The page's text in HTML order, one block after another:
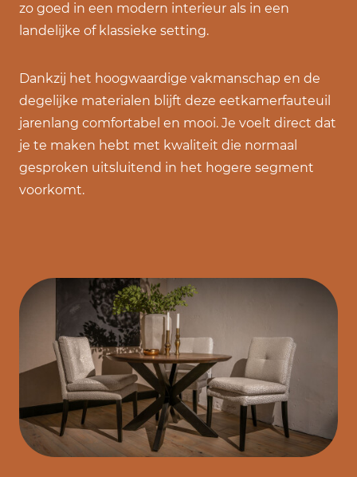
zo goed in een modern interieur als in een
landelijke of klassieke setting.
Dankzij het hoogwaardige vakmanschap en de
degelijke materialen blijft deze eetkamerfauteuil
jarenlang comfortabel en mooi. Je voelt direct dat
je te maken hebt met kwaliteit die normaal
gesproken uitsluitend in het hogere segment
voorkomt.